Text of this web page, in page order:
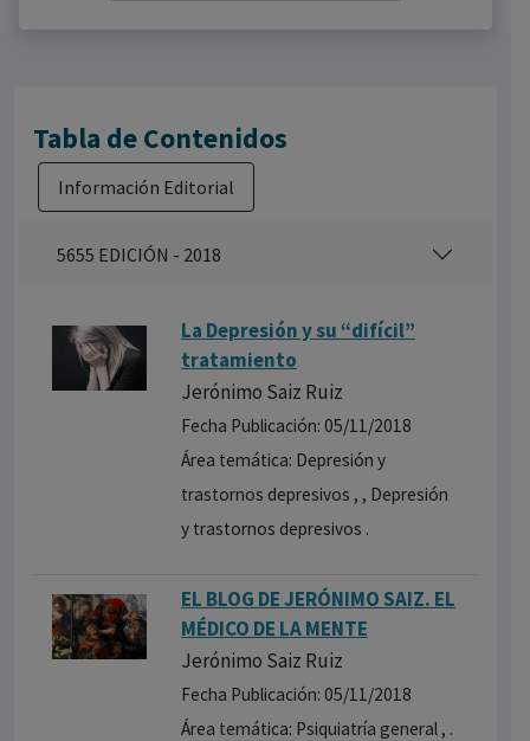
Tabla de Contenidos
Información Editorial
5655 EDICIÓN - 2018
La Depresión y su “difícil”
tratamiento
Jerónimo Saiz Ruiz
Fecha Publicación: 05/11/2018
Área temática: Depresión y
trastornos depresivos , , Depresión
y trastornos depresivos .
EL BLOG DE JERÓNIMO SAIZ. EL
MÉDICO DE LA MENTE
Jerónimo Saiz Ruiz
Fecha Publicación: 05/11/2018
Área temática: Psiquiatría general , .